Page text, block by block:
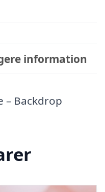
information
– Backdrop